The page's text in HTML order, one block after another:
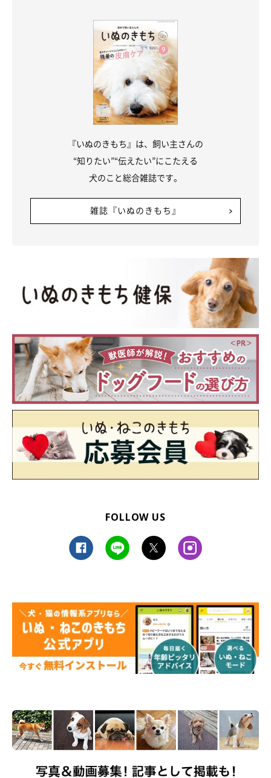
ジッパーつき保存袋＋トイレシーツで〝簡易保冷〞が作
代用品のアイデアは知っていると得に。この代用品のアイデア
『いぬのきもち』は、飼い主さんの
“知りたい”“伝えたい”にこたえる
犬のこと総合雑誌です。
雑誌『いぬのきもち』
FOLLOW US